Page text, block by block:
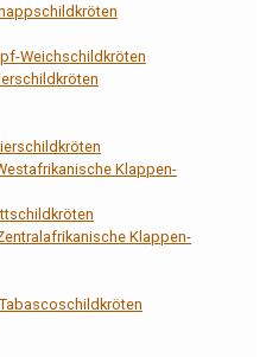
Weichschildkröten
Klappen-
Klappen-